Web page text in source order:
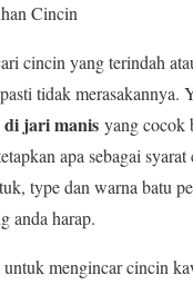
Cincin
cincin yang terindah
tidak merasakannya.
jari manis yang cocok
apa sebagai
type dan warna batu
anda harap.
mengincar cincin